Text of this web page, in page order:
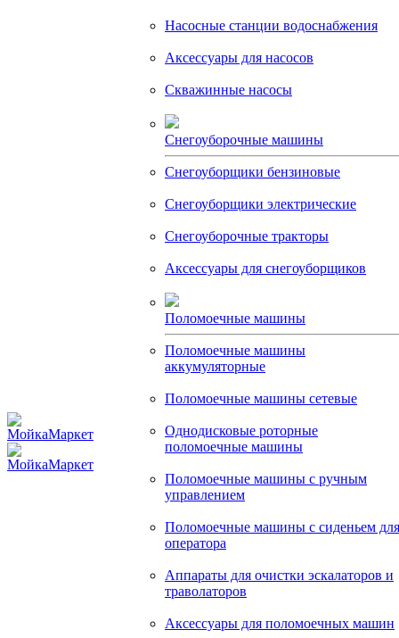
Насосные станции водоснабжения
Аксессуары для насосов
Скважинные насосы
Снегоуборочные машины
Снегоуборщики бензиновые
Снегоуборщики электрические
Снегоуборочные тракторы
Аксессуары для снегоуборщиков
Поломоечные машины
Поломоечные машины
аккумуляторные
Поломоечные машины сетевые
Однодисковые роторные
поломоечные машины
Поломоечные машины с ручным
управлением
Поломоечные машины с сиденьем для
оператора
Аппараты для очистки эскалаторов и
траволаторов
Аксессуары для поломоечных машин